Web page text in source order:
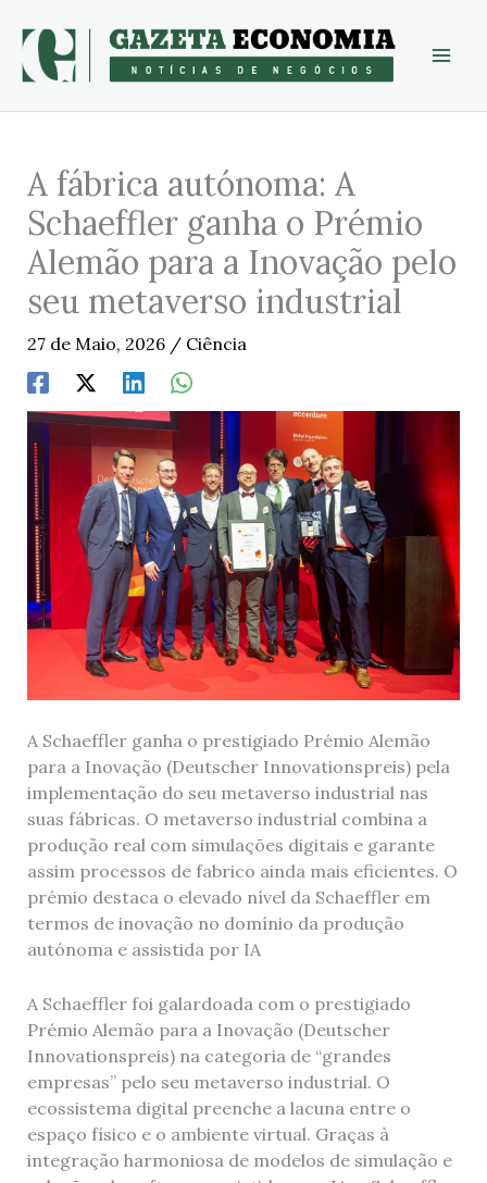
content
A fábrica autónoma: A
Schaeffler ganha o Prémio
Alemão para a Inovação pelo
seu metaverso industrial
27 de Maio, 2026 / Ciência
A Schaeffler ganha o prestigiado Prémio Alemão
para a Inovação (Deutscher Innovationspreis) pela
implementação do seu metaverso industrial nas
suas fábricas. O metaverso industrial combina a
produção real com simulações digitais e garante
assim processos de fabrico ainda mais eficientes. O
prémio destaca o elevado nível da Schaeffler em
termos de inovação no domínio da produção
autónoma e assistida por IA
A Schaeffler foi galardoada com o prestigiado
Prémio Alemão para a Inovação (Deutscher
Innovationspreis) na categoria de “grandes
empresas” pelo seu metaverso industrial. O
ecossistema digital preenche a lacuna entre o
espaço físico e o ambiente virtual. Graças à
integração harmoniosa de modelos de simulação e